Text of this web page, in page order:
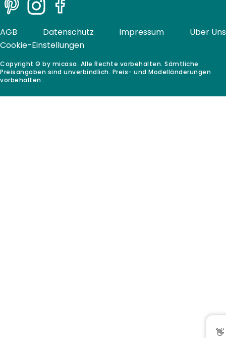
PinterestInstagramFacebook
Copyright © by micasa. Alle Rechte vorbehalten. Sämtliche
Preisangaben sind unverbindlich. Preis- und Modelländerungen
vorbehalten.
AGB Datenschutz Impressum
Über Uns
Cookie-Einstellungen